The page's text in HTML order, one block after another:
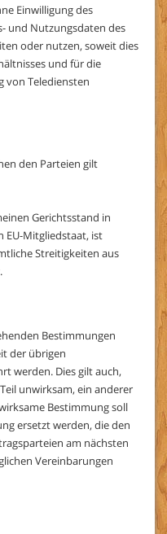
Einwilligung des
und Nutzungsdaten des
oder nutzen, soweit dies
und für die
von Telediensten
den Parteien gilt
Gerichtsstand in
EU-Mitgliedstaat, ist
Streitigkeiten aus
Bestimmungen
der übrigen
werden. Dies gilt auch,
unwirksam, ein anderer
Bestimmung soll
ersetzt werden, die den
am nächsten
Vereinbarungen